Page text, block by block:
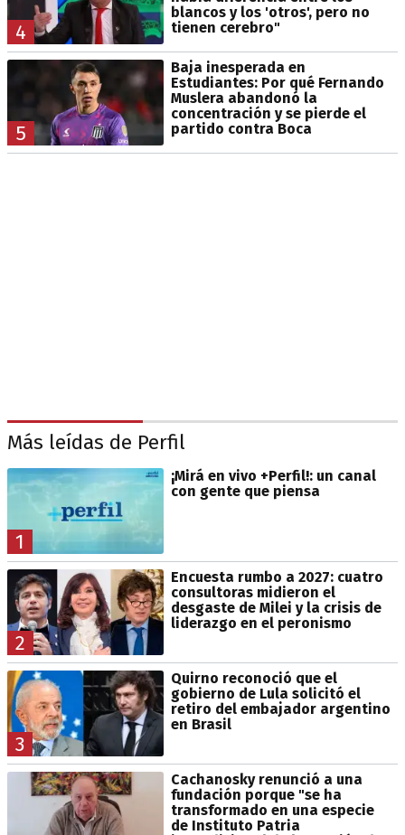
4
blancos y los 'otros', pero no
tienen cerebro"
5
Baja inesperada en
Estudiantes: Por qué Fernando
Muslera abandonó la
concentración y se pierde el
partido contra Boca
Más leídas de Perfil
1
¡Mirá en vivo +Perfil!: un canal
con gente que piensa
2
Encuesta rumbo a 2027: cuatro
consultoras midieron el
desgaste de Milei y la crisis de
liderazgo en el peronismo
3
Quirno reconoció que el
gobierno de Lula solicitó el
retiro del embajador argentino
en Brasil
Cachanosky renunció a una
fundación porque "se ha
transformado en una especie
de Instituto Patria